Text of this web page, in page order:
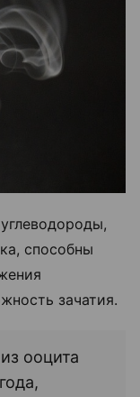
способны
зачатия.
ооцита